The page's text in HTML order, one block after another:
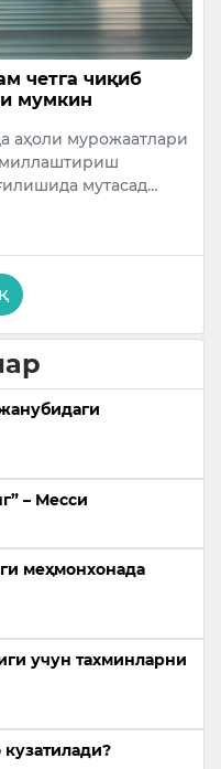
четга чиқиб
мумкин
аҳоли мурожаатлари
мутасад…
– Месси
меҳмонхонада
учун тахминларни